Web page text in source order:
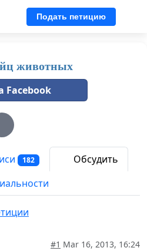
Подать петицию
животных
Facebook
182
Обсудить
#1 Mar 16, 2013, 16:24